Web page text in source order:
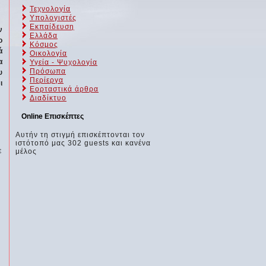
Τεχνολογία
Υπολογιστές
Εκπαίδευση
Ελλάδα
Κόσμος
Οικολογία
Υγεία - Ψυχολογία
Πρόσωπα
Περίεργα
Εορταστικά άρθρα
Διαδίκτυο
Online Επισκέπτες
Αυτήν τη στιγμή επισκέπτονται τον
ιστότοπό μας 302 guests και κανένα
μέλος